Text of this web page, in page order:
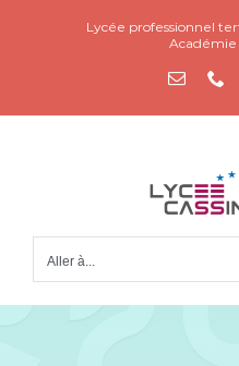
Lycée professionnel
Email
Aller à...